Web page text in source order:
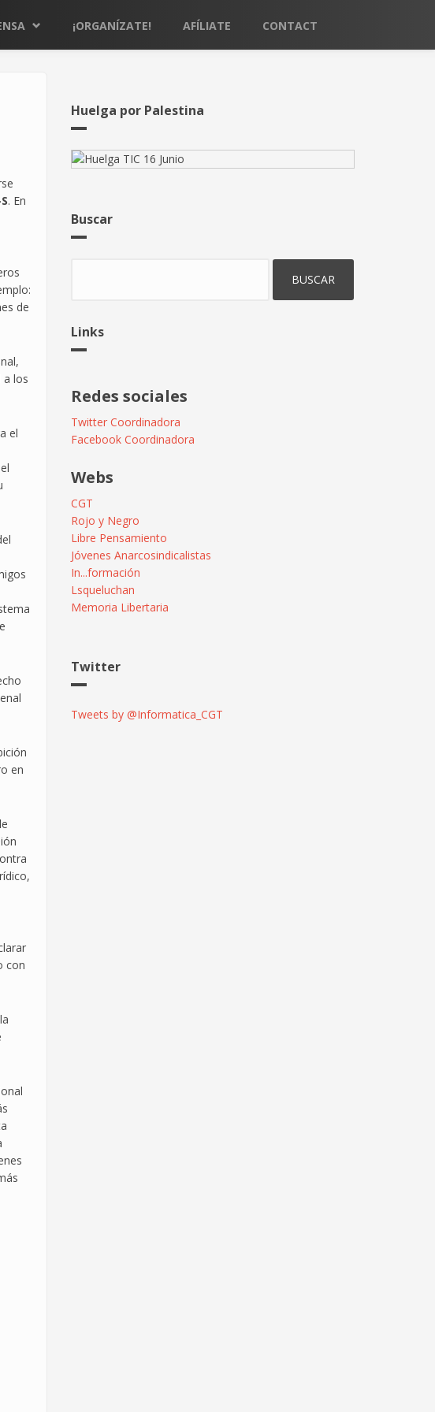
¡ORGANÍZATE! AFÍLIATE CONTACT
. En
de
a los
el
en
con
Huelga por Palestina
Buscar
Links
Redes sociales
Twitter Coordinadora
Facebook Coordinadora
Webs
CGT
Rojo y Negro
Libre Pensamiento
Jóvenes Anarcosindicalistas
In...formación
Lsqueluchan
Memoria Libertaria
Twitter
Tweets by @Informatica_CGT